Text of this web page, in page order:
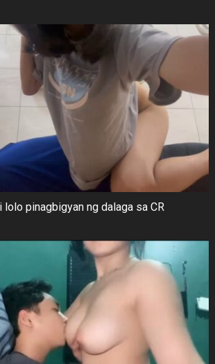
lolo pinagbigyan ng dalaga sa CR